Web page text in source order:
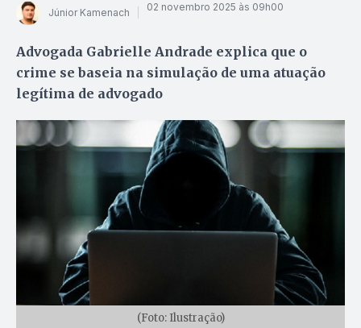
Júnior Kamenach 02 novembro 2025 às 09h00
Advogada Gabrielle Andrade explica que o
crime se baseia na simulação de uma atuação
legítima de advogado
(Foto: Ilustração)